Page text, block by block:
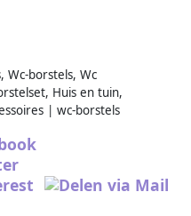
Wc-borstels, Wc
Huis en tuin,
| wc-borstels